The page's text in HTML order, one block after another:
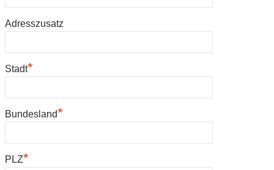
Adresszusatz
Stadt*
Bundesland*
PLZ*